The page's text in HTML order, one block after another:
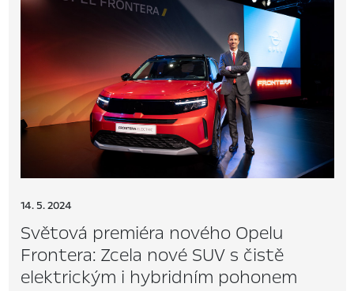
14. 5. 2024
Světová premiéra nového Opelu
Frontera: Zcela nové SUV s čistě
elektrickým i hybridním pohonem